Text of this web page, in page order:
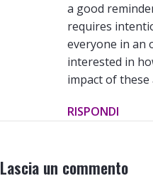
a good
requires
everyone in an
interested in
impact of these
RISPONDI
Lascia un commento